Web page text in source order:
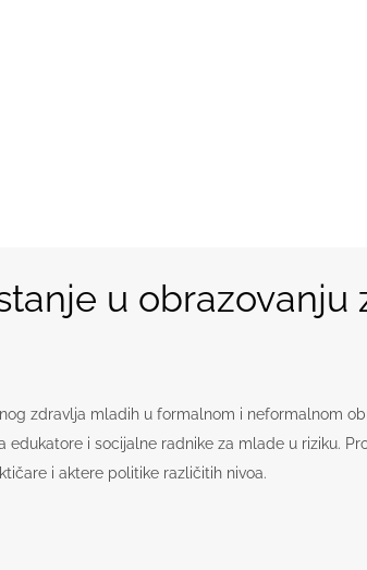
u obrazovanju
zdravlja mladih u formalnom i neformalnom
i socijalne radnike za mlade u riziku.
i aktere politike različitih nivoa.